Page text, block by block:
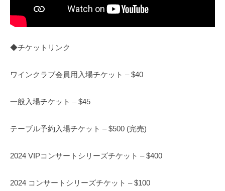
◆チケットリンク
ワインクラブ会員用入場チケット – $40
一般入場チケット – $45
テーブル予約入場チケット – $500 (完売)
2024 VIPコンサートシリーズチケット – $400
2024 コンサートシリーズチケット – $100